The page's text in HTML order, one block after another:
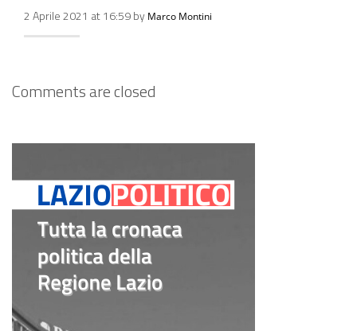
2 Aprile 2021 at 16:59 by Marco Montini
Comments are closed